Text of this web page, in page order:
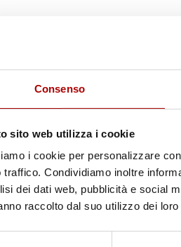
Consenso
sito web utilizza i cookie
i cookie per personalizzare
traffico. Condividiamo inoltre
dei dati web, pubblicità e social
raccolto dal suo utilizzo dei
3 medi
q.b.